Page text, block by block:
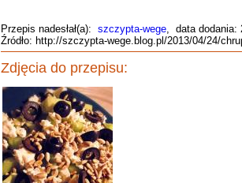
Przepis nadesłał(a): szczypta-wege, data dodania:
Źródło: http://szczypta-wege.blog.pl/2013/04/24/
Zdjęcia do przepisu: